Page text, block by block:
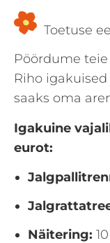
Toetuse
Pöördume
Riho
saaks oma
Igakuine
eurot:
Näitering: